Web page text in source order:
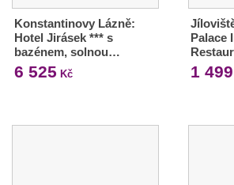
Konstantinovy Lázně:
Hotel Jirásek *** s
bazénem, solnou…
6 525 Kč
Palace
1 499